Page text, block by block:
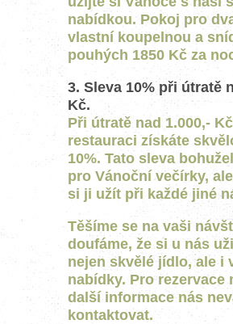
nabídkou. Pokoj pro
vlastní koupelnou a
pouhých 1850 Kč za
3. Sleva 10% při útratě
Kč.
Při útratě nad 1.000,-
restauraci získáte
10%. Tato sleva
pro Vánoční večírky,
si ji užít při každé jiné
Těšíme se na vaši
doufáme, že si u nás
nejen skvělé jídlo, ale i
nabídky. Pro rezervace
další informace nás
kontaktovat.